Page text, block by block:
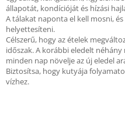
állapotát, kondícióját és hízási
A tálakat naponta el kell mosni,
helyettesíteni.
Célszerű, hogy az ételek
időszak. A korábbi eledelt néhány
minden nap növelje az új eledel
Biztosítsa, hogy kutyája
vízhez.